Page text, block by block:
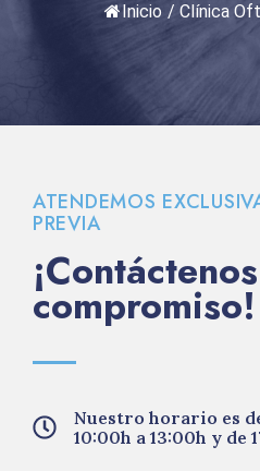
Inicio / Clínica
ATENDEMOS
PREVIA
compromiso!
Nuestro horario es
10:00h a 13:00h y de